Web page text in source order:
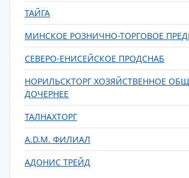
ТАЙГА
МИНСКОЕ РОЗНИЧНО-ТОРГОВОЕ
СЕВЕРО-ЕНИСЕЙСКОЕ ПРОДСНАБ
НОРИЛЬСКТОРГ ХОЗЯЙСТВЕННОЕ
ДОЧЕРНЕЕ
ТАЛНАХТОРГ
A.D.М. ФИЛИАЛ
АДОНИС ТРЕЙД